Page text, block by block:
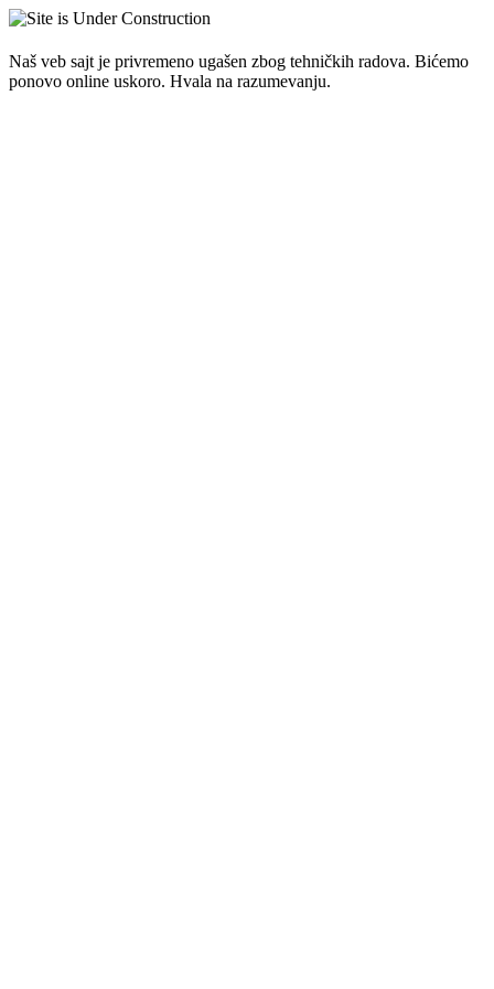
Naš veb sajt je privremeno ugašen zbog tehničkih radova. Bićemo
ponovo online uskoro. Hvala na razumevanju.